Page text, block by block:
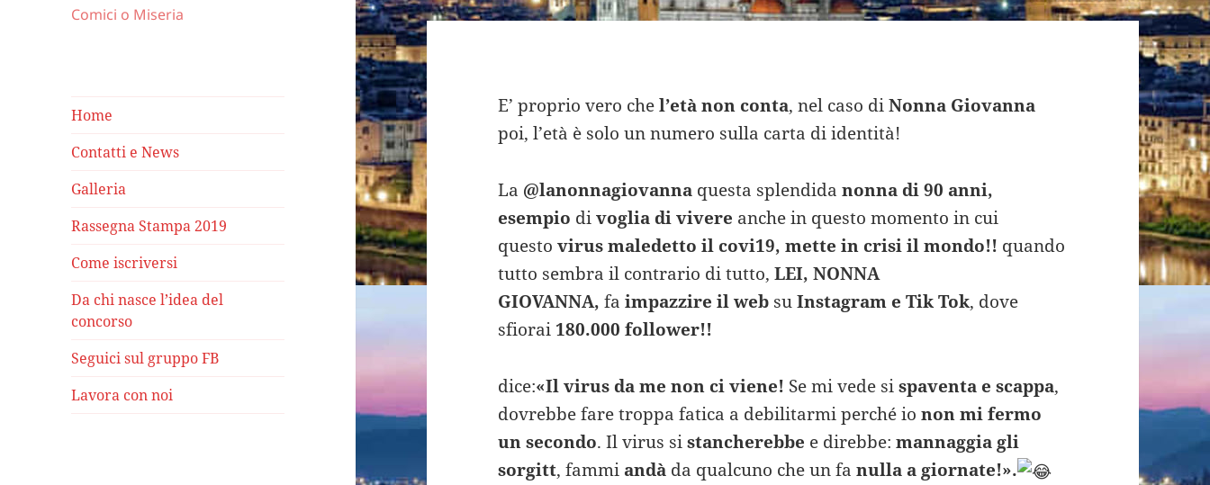
Comici o Miseria
Home
Contatti e News
Galleria
Rassegna Stampa 2019
Come iscriversi
Da chi nasce l’idea del
concorso
Seguici sul gruppo FB
Lavora con noi
E’ proprio vero chel’età non conta, nel caso diNonna Giovanna
poi, l’età è solo un numero sulla carta di identità!
La @lanonnagiovanna questa splendidanonna di 90 anni,
esempio divoglia di vivere anche in questo momento in cui
questo virus maledetto il covi19, mette in crisi il mondo!! quando
tutto sembra il contrario di tutto,LEI, NONNA
GIOVANNA,fa impazzire il web suInstagram e Tik Tok, dove
sfiorai 180.000 follower!!
dice:«Il virus da me non ci viene! Se mi vede sispaventa e scappa,
dovrebbe fare troppa fatica a debilitarmi perché ionon mi fermo
un secondo. Il virus sistancherebbe e direbbe:mannaggia gli
sorgitt, fammi andà da qualcuno che un fanulla a giornate!».